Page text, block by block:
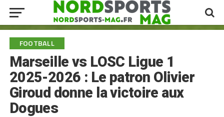
FOOTBALL
Marseille vs LOSC Ligue 1
2025-2026 : Le patron Olivier
Giroud donne la victoire aux
Dogues